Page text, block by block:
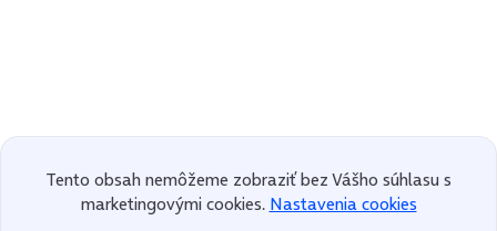
Tento obsah nemôžeme zobraziť bez Vášho súhlasu s
marketingovými cookies. Nastavenia cookies